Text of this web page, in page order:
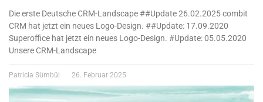
Die erste Deutsche CRM-Landscape ##Update 26.02.2025 combit
CRM hat jetzt ein neues Logo-Design. ##Update: 17.09.2020
Superoffice hat jetzt ein neues Logo-Design. #Update: 05.05.2020
Unsere CRM-Landscape
Patricia Sümbül 26. Februar 2025